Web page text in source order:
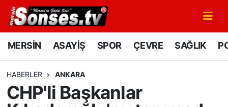
MERSİN ASAYİŞ SPOR ÇEVRE SAĞLIK
HABERLER ANKARA
CHP'li Başkanlar
MERSİN
SPOR
Mersin Nöbetçi Eczaneler
Mersin Namaz Vakitleri